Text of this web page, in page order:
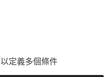
定義多個條件